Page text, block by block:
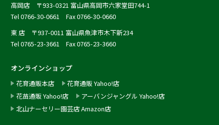
高岡店
〒933-0321 富山県高岡市六家堂田744-1
Tel 0766-30-0661 Fax 0766-30-0660
東 店
〒937-0011 富山県魚津市木下新234
Tel 0765-23-3661 Fax 0765-23-3660
オンラインショップ
花育通販本店
花育通販 Yahoo!店
花苗通販 Yahoo!店
アーバンジャングル Yahoo!店
北山ナーセリー園芸店 Amazon店